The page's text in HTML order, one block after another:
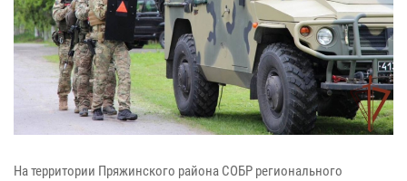
На территории Пряжинского района СОБР регионального